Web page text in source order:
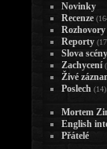
Novinky
Recenze
Rozhovory
Reporty
Slova scény
Zachycení
Živé
Poslech (14)
Mortem
English
Přátelé